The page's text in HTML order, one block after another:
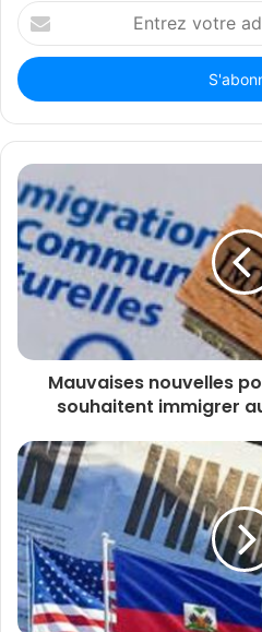
Entrez
votre
adresse
Email
Mauvaises nouvelles
souhaitent immigrer